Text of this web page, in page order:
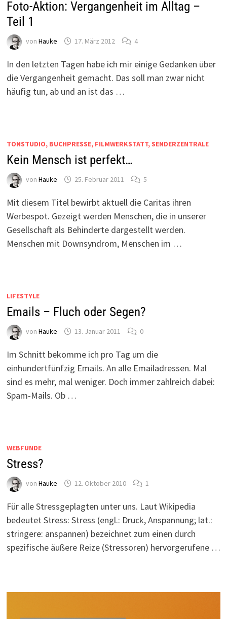
Foto-Aktion: Vergangenheit im Alltag –
Teil 1
von Hauke 17. März 2012 4
In den letzten Tagen habe ich mir einige Gedanken über
die Vergangenheit gemacht. Das soll man zwar nicht
häufig tun, ab und an ist das …
TONSTUDIO, BUCHPRESSE, FILMWERKSTATT, SENDERZENTRALE
Kein Mensch ist perfekt…
von Hauke 25. Februar 2011 5
Mit diesem Titel bewirbt aktuell die Caritas ihren
Werbespot. Gezeigt werden Menschen, die in unserer
Gesellschaft als Behinderte dargestellt werden.
Menschen mit Downsyndrom, Menschen im …
LIFESTYLE
Emails – Fluch oder Segen?
von Hauke 13. Januar 2011 0
Im Schnitt bekomme ich pro Tag um die
einhundertfünfzig Emails. An alle Emailadressen. Mal
sind es mehr, mal weniger. Doch immer zahlreich dabei:
Spam-Mails. Ob …
WEBFUNDE
Stress?
von Hauke 12. Oktober 2010 1
Für alle Stressgeplagten unter uns. Laut Wikipedia
bedeutet Stress: Stress (engl.: Druck, Anspannung; lat.:
stringere: anspannen) bezeichnet zum einen durch
spezifische äußere Reize (Stressoren) hervorgerufene …